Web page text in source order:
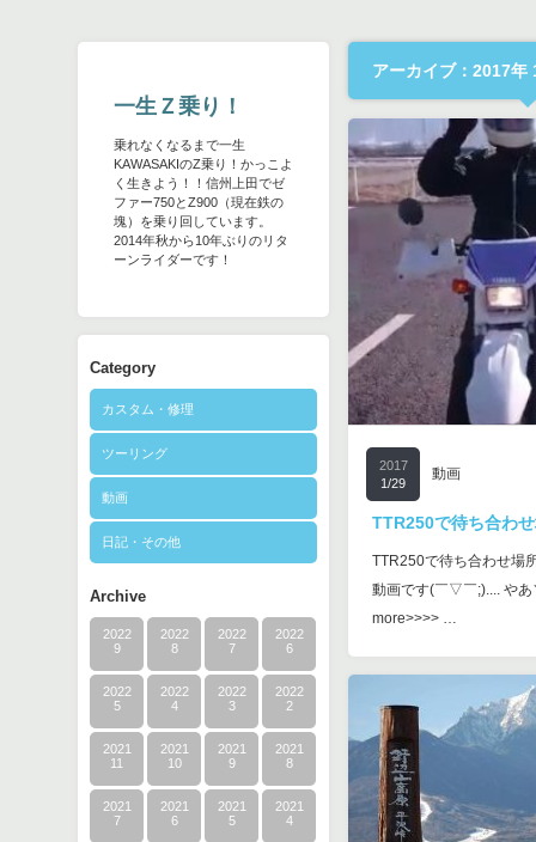
一生Ｚ乗り！
乗れなくなるまで一生
KAWASAKIのZ乗り！かっこよ
く生きよう！！信州上田でゼ
ファー750とZ900（現在鉄の
塊）を乗り回しています。
2014年秋から10年ぶりのリタ
ーンライダーです！
Category
カスタム・修理
ツーリング
動画
日記・その他
Archive
2022
9
2022
8
2022
7
2022
6
2022
5
2022
4
2022
3
2022
2
2021
11
2021
10
2021
9
2021
8
2021
7
2021
6
2021
5
2021
4
アーカイブ：2017年
2017
1/29
動画
TTR250で待ち合わ
TTR250で待ち合わせ場
動画です(￣▽￣;).... や
more>>>> …